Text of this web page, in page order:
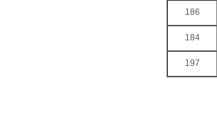
186
184
197